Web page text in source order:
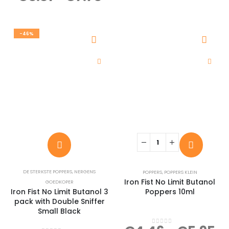
-46%
DE STERKSTE POPPERS, NERGENS
GOEDKOPER
Iron Fist No Limit Butanol 3
pack with Double Sniffer
Small Black
POPPERS, POPPERS KLEIN
Iron Fist No Limit Butanol
Poppers 10ml